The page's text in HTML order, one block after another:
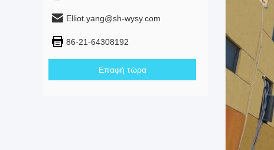
Elliot.yang@sh-wysy.com
86-21-64308192
Επαφή τώρα